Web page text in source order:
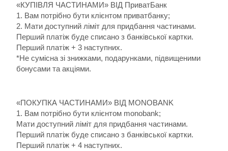
«КУПІВЛЯ ЧАСТИНАМИ» ВІД ПриватБанк
1. Вам потрібно бути клієнтом приватбанку;
2. Мати доступний ліміт для придбання частинами.
Перший платіж буде списано з банківської картки.
Перший платіж + 3 наступних.
*Не сумісна зі знижками, подарунками, підвищеними
бонусами та акціями.
«ПОКУПКА ЧАСТИНАМИ» ВІД MONOBANK
1. Вам потрібно бути клієнтом monobank;
Мати доступний ліміт для придбання частинами.
Перший платіж буде списано з банківської картки.
Перший платіж + 4 наступних.